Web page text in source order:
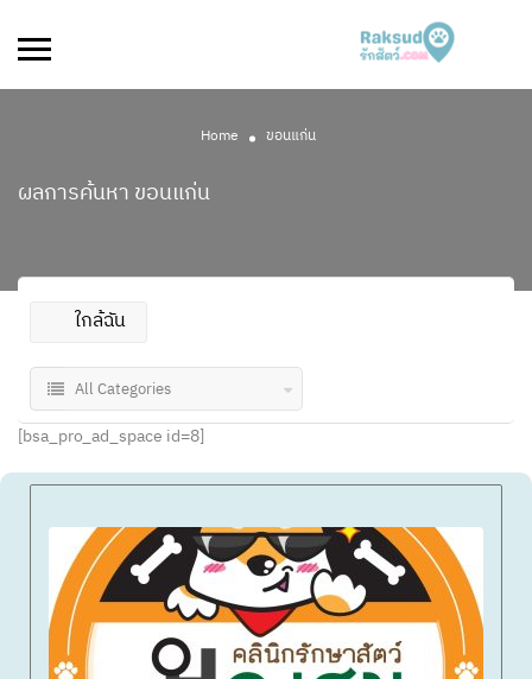
Home ขอนแก่น
ผลการค้นหา ขอนแก่น
ใกล้ฉัน
All Categories
[bsa_pro_ad_space id=8]